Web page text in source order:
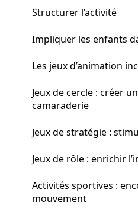
Structurer l’activité
Impliquer les enfants
Les jeux d’animation
Jeux de cercle : créer
camaraderie
Jeux de stratégie :
Jeux de rôle : enrichir
Activités sportives :
mouvement